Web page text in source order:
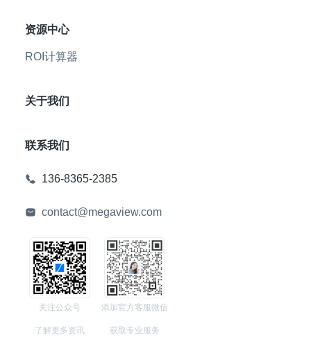
资源中心
ROI计算器
关于我们
联系我们
136-8365-2385
contact@megaview.com
关注公众号
了解更多资讯
添加官方客服微信
获取专业服务